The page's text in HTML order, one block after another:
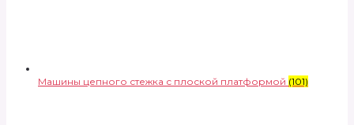
Машины цепного стежка с плоской платформой (101)